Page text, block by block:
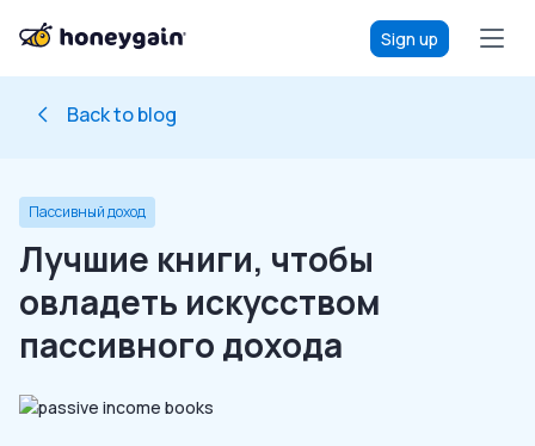
Sign up
Back to blog
Пассивный доход
Лучшие книги, чтобы
овладеть искусством
пассивного дохода